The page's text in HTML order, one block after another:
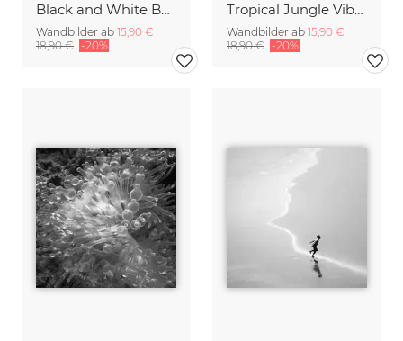
Black and White Beach
Wandbilder ab 15,90 €
18,90 € -20%
Tropical Jungle Vibes
Wandbilder ab 15,90 €
18,90 € -20%